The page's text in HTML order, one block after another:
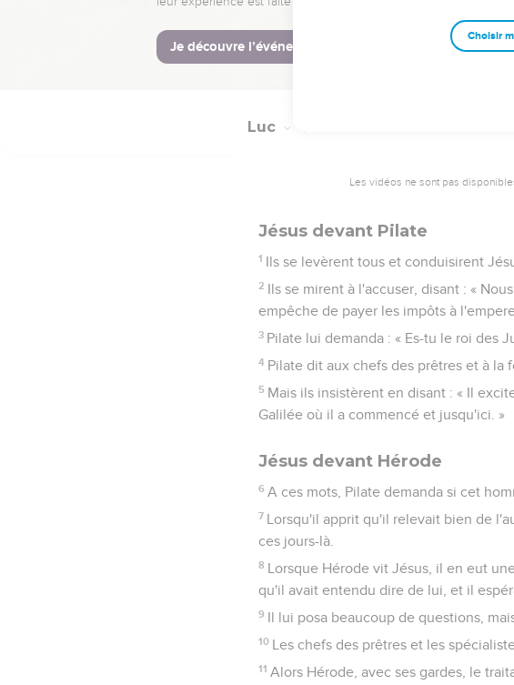
Tous dirent : « Tu es donc le Fils de
71 Alors ils dirent : « Qu'avons-nous
Luc
Les vidéos ne sont pas
Jésus devant Pilate
1 Ils se levèrent tous et conduisirent
2 Ils se mirent à l'accuser, disant : «
empêche de payer les impôts à
3 Pilate lui demanda : « Es-tu le roi des
4 Pilate dit aux chefs des prêtres et à la
5 Mais ils insistèrent en disant : « Il
Galilée où il a commencé et jusqu'ici. »
Jésus devant Hérode
6 A ces mots, Pilate demanda si cet
7 Lorsqu'il apprit qu'il relevait bien de
ces jours-là.
8 Lorsque Hérode vit Jésus, il en eut
qu'il avait entendu dire de lui, et il
9 Il lui posa beaucoup de questions,
10 Les chefs des prêtres et les
11 Alors Hérode, avec ses gardes, le
Choisir